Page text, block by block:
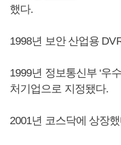
했다.
1998년 보안 산업용
1999년 정보통신부 ‘우
처기업으로 지정됐다.
2001년 코스닥에 상장